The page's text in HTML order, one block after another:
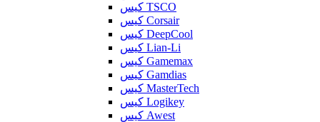
کیس TSCO
کیس Corsair
کیس DeepCool
کیس Lian-Li
کیس Gamemax
کیس Gamdias
کیس MasterTech
کیس Logikey
کیس Awest